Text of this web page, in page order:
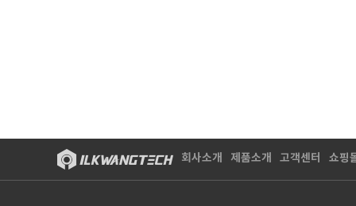
회사소개 제품소개 고객센터 쇼핑